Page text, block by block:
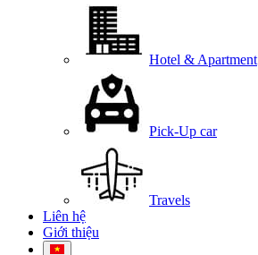
Hotel & Apartment
Pick-Up car
Travels
Liên hệ
Giới thiệu